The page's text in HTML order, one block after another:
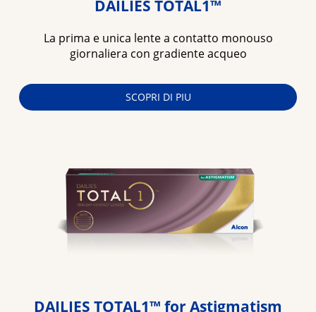
DAILIES TOTAL1™
La prima e unica lente a contatto monouso
giornaliera con gradiente acqueo
SCOPRI DI PIU
DAILIES TOTAL1™ for Astigmatism